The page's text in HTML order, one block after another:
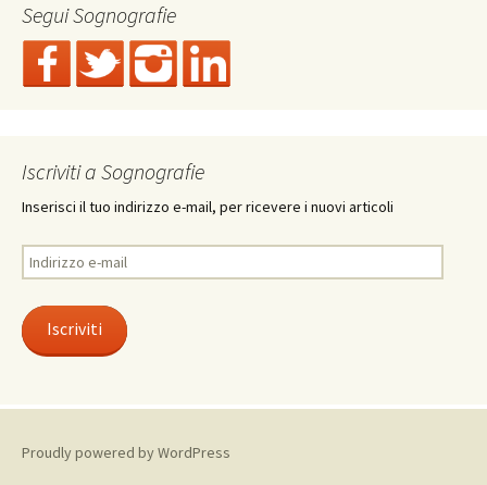
Segui Sognografie
Iscriviti a Sognografie
Inserisci il tuo indirizzo e-mail, per ricevere i nuovi articoli
Indirizzo
e-
Iscriviti
Proudly powered by WordPress